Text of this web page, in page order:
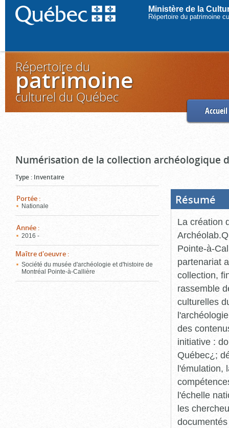
Ministère de la
Répertoire du patrimoine
Répertoire du
patrimoine
culturel du Québec
Accueil
Numérisation de la collection archéologique
Type : Inventaire
Portée :
Nationale
Année :
2016 -
Maître d'oeuvre :
Société du musée d'archéologie et d'histoire de
Montréal Pointe-à-Callière
Résumé
La création
Pointe-à-
partenariat
collection,
rassemble
culturelles
des
initiative :
Québec¿;
l'émulation,
l'échelle
les